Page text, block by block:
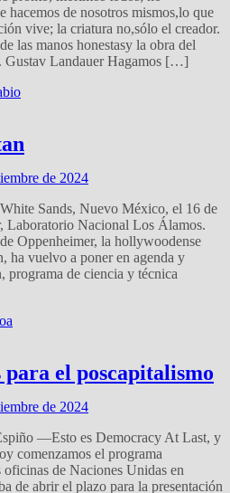
de nosotros mismos,lo que
vive; la criatura no,sólo el creador.
las manos honestasy la obra del
Gustav Landauer Hagamos […]
de 2024
Sands, Nuevo México, el 16 de
Laboratorio Nacional Los Álamos.
Oppenheimer, la hollywoodense
ha vuelvo a poner en agenda y
programa de ciencia y técnica
para el poscapitalismo
de 2024
—Esto es Democracy At Last, y
comenzamos el programa
de Naciones Unidas en
de abrir el plazo para la presentación